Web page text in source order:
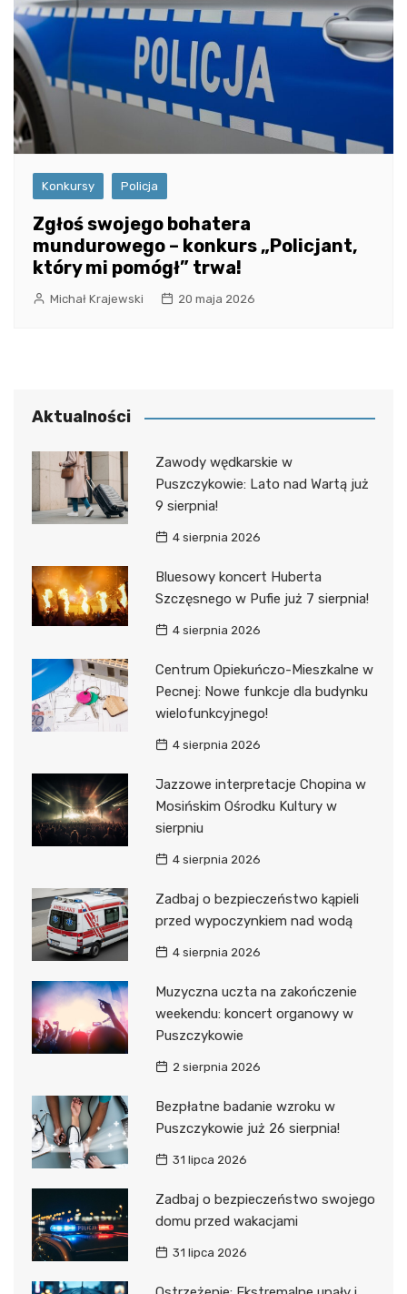
Konkursy Policja
Zgłoś swojego bohatera
mundurowego – konkurs „Policjant,
który mi pomógł” trwa!
Michał Krajewski 20 maja 2026
Aktualności
Zawody wędkarskie w
Puszczykowie: Lato nad Wartą już
9 sierpnia!
4 sierpnia 2026
Bluesowy koncert Huberta
Szczęsnego w Pufie już 7 sierpnia!
4 sierpnia 2026
Centrum Opiekuńczo-Mieszkalne w
Pecnej: Nowe funkcje dla budynku
wielofunkcyjnego!
4 sierpnia 2026
Jazzowe interpretacje Chopina w
Mosińskim Ośrodku Kultury w
sierpniu
4 sierpnia 2026
Zadbaj o bezpieczeństwo kąpieli
przed wypoczynkiem nad wodą
4 sierpnia 2026
Muzyczna uczta na zakończenie
weekendu: koncert organowy w
Puszczykowie
2 sierpnia 2026
Bezpłatne badanie wzroku w
Puszczykowie już 26 sierpnia!
31 lipca 2026
Zadbaj o bezpieczeństwo swojego
domu przed wakacjami
31 lipca 2026